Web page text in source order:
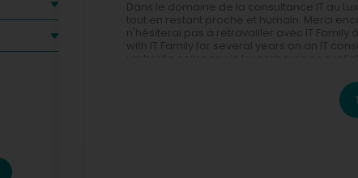
Dans le domaine de la consultance IT au
tout en restant proche et humain. Merci
n'hésiterai pas à retravailler avec IT
with IT Family for several years on an IT
umbrella company in Luxembourg or a
simple and efficient: contracts,
without complications. Invoicing is also
than administrative tasks. I particularly
the entire team. Requests are processed
payments are always made on time. After
1